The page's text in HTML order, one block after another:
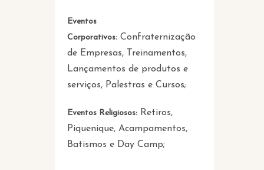
Eventos
Corporativos: Confraternização
de Empresas, Treinamentos,
Lançamentos de produtos e
serviços, Palestras e Cursos;
Eventos Religiosos: Retiros,
Piquenique, Acampamentos,
Batismos e Day Camp;